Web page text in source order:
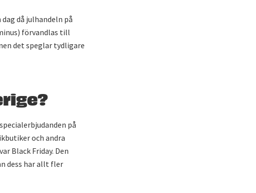
då julhandeln på
förvandlas till
det speglar tydligare
på
och andra
Black Friday. Den
dess har allt fler